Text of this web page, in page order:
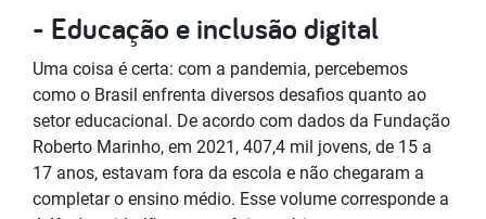
- Educação e inclusão digital
Uma coisa é certa: com a pandemia, percebemos
como o Brasil enfrenta diversos desafios quanto ao
setor educacional. De acordo com dados da Fundação
Roberto Marinho, em 2021, 407,4 mil jovens, de 15 a
17 anos, estavam fora da escola e não chegaram a
completar o ensino médio. Esse volume corresponde a